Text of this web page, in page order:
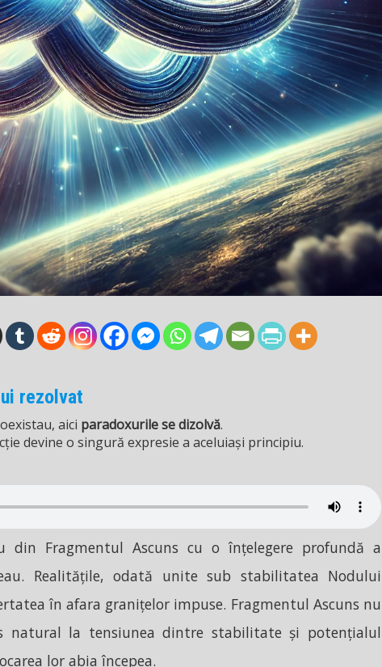
rezolvat
aici paradoxurile se dizolvă.
devine o singură expresie a aceluiași principiu.
din Fragmentul Ascuns cu o înțelegere profundă a
Realitățile, odată unite sub stabilitatea Nodului
în afara granițelor impuse. Fragmentul Ascuns nu
natural la tensiunea dintre stabilitate și potențialul
lor abia începea.